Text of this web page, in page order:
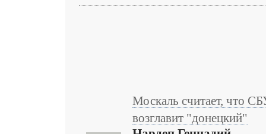
Москаль считает, что
возглавит "донецкий"